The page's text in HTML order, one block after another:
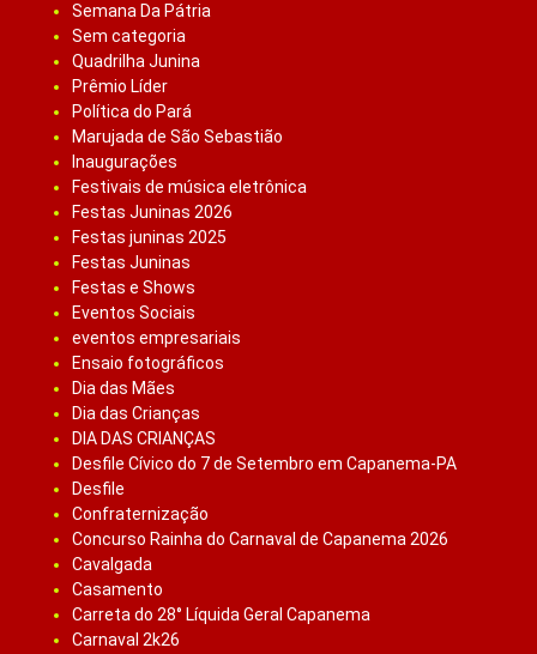
Semana Da Pátria
Sem categoria
Quadrilha Junina
Prêmio Líder
Política do Pará
Marujada de São Sebastião
Inaugurações
Festivais de música eletrônica
Festas Juninas 2026
Festas juninas 2025
Festas Juninas
Festas e Shows
Eventos Sociais
eventos empresariais
Ensaio fotográficos
Dia das Mães
Dia das Crianças
DIA DAS CRIANÇAS
Desfile Cívico do 7 de Setembro em Capanema-PA
Desfile
Confraternização
Concurso Rainha do Carnaval de Capanema 2026
Cavalgada
Casamento
Carreta do 28° Líquida Geral Capanema
Carnaval 2k26